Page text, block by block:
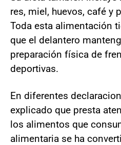
res, miel, huevos, café y
Toda esta alimentación
que el delantero
preparación física de
deportivas.
En diferentes
explicado que presta
los alimentos que
alimentaria se ha